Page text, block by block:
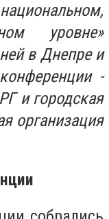
уровне»
в Днепре и
-
и городская
организация